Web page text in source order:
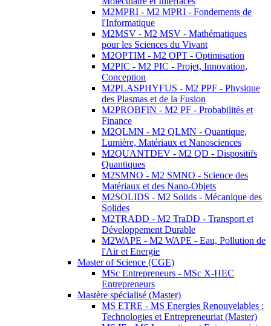
M2MPRI - M2 MPRI - Fondements de
l'Informatique
M2MSV - M2 MSV - Mathématiques
pour les Sciences du Vivant
M2OPTIM - M2 OPT - Optimisation
M2PIC - M2 PIC - Projet, Innovation,
Conception
M2PLASPHYFUS - M2 PPF - Physique
des Plasmas et de la Fusion
M2PROBFIN - M2 PF - Probabilités et
Finance
M2QLMN - M2 QLMN - Quantique,
Lumière, Matériaux et Nanosciences
M2QUANTDEV - M2 QD - Dispositifs
Quantiques
M2SMNO - M2 SMNO - Science des
Matériaux et des Nano-Objets
M2SOLIDS - M2 Solids - Mécanique des
Solides
M2TRADD - M2 TraDD - Transport et
Développement Durable
M2WAPE - M2 WAPE - Eau, Pollution de
l'Air et Energie
Master of Science (CGE)
MSc Entrepreneurs - MSc X-HEC
Entrepreneurs
Mastère spécialisé (Master)
MS ETRE - MS Energies Renouvelables :
Technologies et Entrepreneuriat (Master)